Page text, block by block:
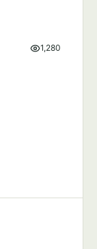
1,280